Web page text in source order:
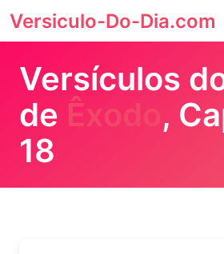
Versiculo-Do-Dia.com
Versículos
de Êxodo,
18